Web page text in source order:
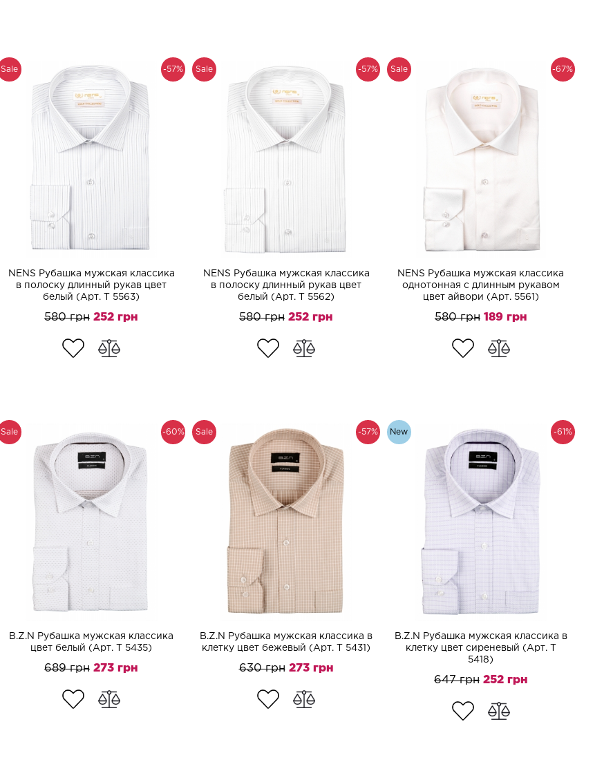
-57%
Sale
NENS Рубашка мужская классика
в полоску длинный рукав цвет
белый (Арт. T 5563)
580 грн 252 грн
-57%
Sale
NENS Рубашка мужская классика
в полоску длинный рукав цвет
белый (Арт. T 5562)
580 грн 252 грн
-67%
Sale
NENS Рубашка мужская классика
однотонная с длинным рукавом
цвет айвори (Арт. 5561)
580 грн 189 грн
-60%
Sale
B.Z.N Рубашка мужская классика
цвет белый (Арт. T 5435)
689 грн 273 грн
-57%
Sale
B.Z.N Рубашка мужская классика в
клетку цвет бежевый (Арт. T 5431)
630 грн 273 грн
-61%
New
B.Z.N Рубашка мужская классика в
клетку цвет сиреневый (Арт. T
5418)
647 грн 252 грн